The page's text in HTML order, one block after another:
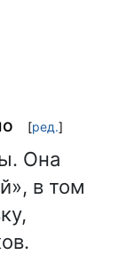
[ред.]
Она
в том